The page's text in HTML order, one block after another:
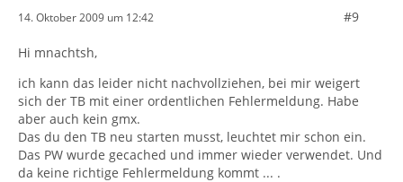
14. Oktober 2009 um 12:42 #9
Hi mnachtsh,
ich kann das leider nicht nachvollziehen, bei mir weigert
sich der TB mit einer ordentlichen Fehlermeldung. Habe
aber auch kein gmx.
Das du den TB neu starten musst, leuchtet mir schon ein.
Das PW wurde gecached und immer wieder verwendet. Und
da keine richtige Fehlermeldung kommt ... .